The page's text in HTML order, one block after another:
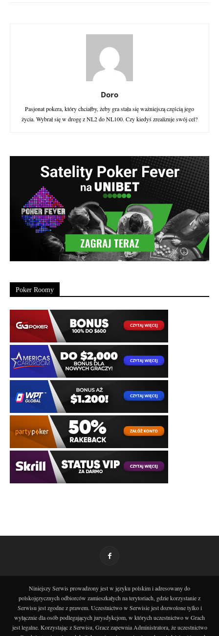
Doro
Pasjonat pokera, który chciałby, żeby gra stała się ważniejszą częścią jego
życia. Wybrał się w drogę z NL2 do NL100. Czy kiedyś zrealizuje swój cel?
Poker Roomy
Niniejszy Serwis prowadzony jest w języku polskim i adresowany do
polskojęzycznych odbiorców zamieszkałych na terytoriach, gdzie korzystanie z
Serwisu jest zgodne z prawem. Uczestnictwo w Serwisie jest dozwolone tylko i
wyłącznie dla osób podlegających jurysdykcjom, w których uczestnictwo w Grach
jest legalne. Korzystając z Serwisu, Gracz zapewnia Administratora, że uczestnictwo